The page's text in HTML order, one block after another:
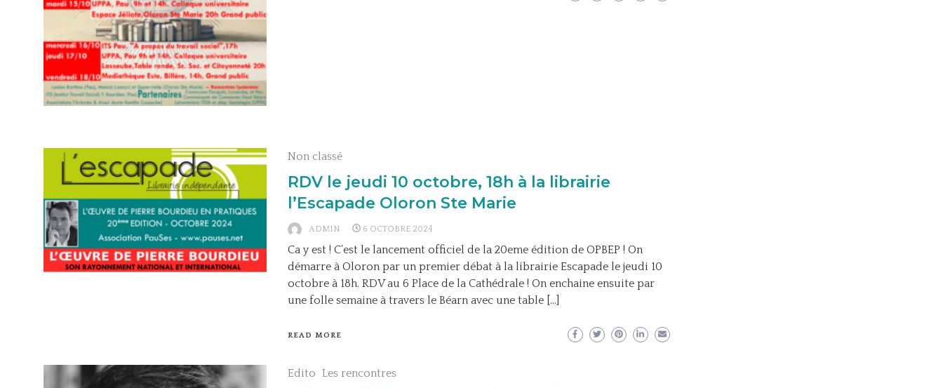
Non classé
RDV le jeudi 10 octobre, 18h à la librairie
l’Escapade Oloron Ste Marie
ADMIN 6 OCTOBRE 2024
Ca y est ! C’est le lancement officiel de la 20eme édition de OPBEP ! On
démarre à Oloron par un premier débat à la librairie Escapade le jeudi 10
octobre à 18h. RDV au 6 Place de la Cathédrale ! On enchaine ensuite par
une folle semaine à travers le Béarn avec une table […]
READ MORE
Edito Les rencontres